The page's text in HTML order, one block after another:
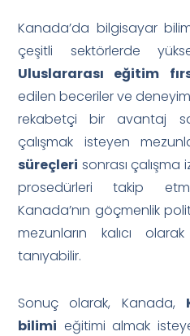
Kanada’da bilgisayar
çeşitli sektörlerde
Uluslararası eğitim
edilen beceriler ve
rekabetçi bir avantaj
çalışmak isteyen
süreçleri sonrası çalışma
prosedürleri takip
Kanada’nın göçmenlik
mezunların kalıcı
tanıyabilir.
Sonuç olarak, Kanada,
bilimi eğitimi almak